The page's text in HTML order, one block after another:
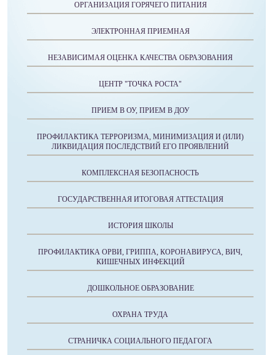
ОРГАНИЗАЦИЯ ГОРЯЧЕГО ПИТАНИЯ
ЭЛЕКТРОННАЯ ПРИЕМНАЯ
НЕЗАВИСИМАЯ ОЦЕНКА КАЧЕСТВА ОБРАЗОВАНИЯ
ЦЕНТР "ТОЧКА РОСТА"
ПРИЕМ В ОУ, ПРИЕМ В ДОУ
ПРОФИЛАКТИКА ТЕРРОРИЗМА, МИНИМИЗАЦИЯ И (ИЛИ)
ЛИКВИДАЦИЯ ПОСЛЕДСТВИЙ ЕГО ПРОЯВЛЕНИЙ
КОМПЛЕКСНАЯ БЕЗОПАСНОСТЬ
ГОСУДАРСТВЕННАЯ ИТОГОВАЯ АТТЕСТАЦИЯ
ИСТОРИЯ ШКОЛЫ
ПРОФИЛАКТИКА ОРВИ, ГРИППА, КОРОНАВИРУСА, ВИЧ,
КИШЕЧНЫХ ИНФЕКЦИЙ
ДОШКОЛЬНОЕ ОБРАЗОВАНИЕ
ОХРАНА ТРУДА
СТРАНИЧКА СОЦИАЛЬНОГО ПЕДАГОГА